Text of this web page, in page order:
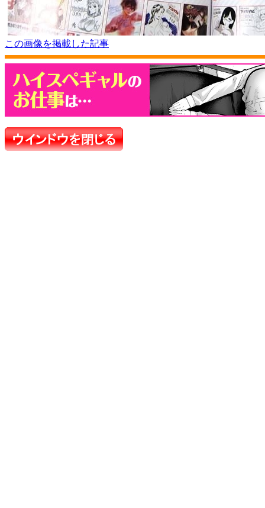
この画像を掲載した記事